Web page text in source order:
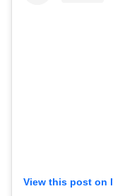
View this post on